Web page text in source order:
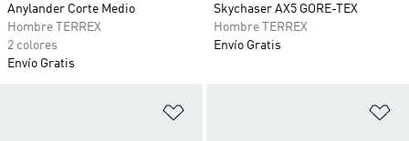
Anylander Corte Medio
Hombre TERREX
2 colores
Envío Gratis
Skychaser AX5 GORE-TEX
Hombre TERREX
Envío Gratis